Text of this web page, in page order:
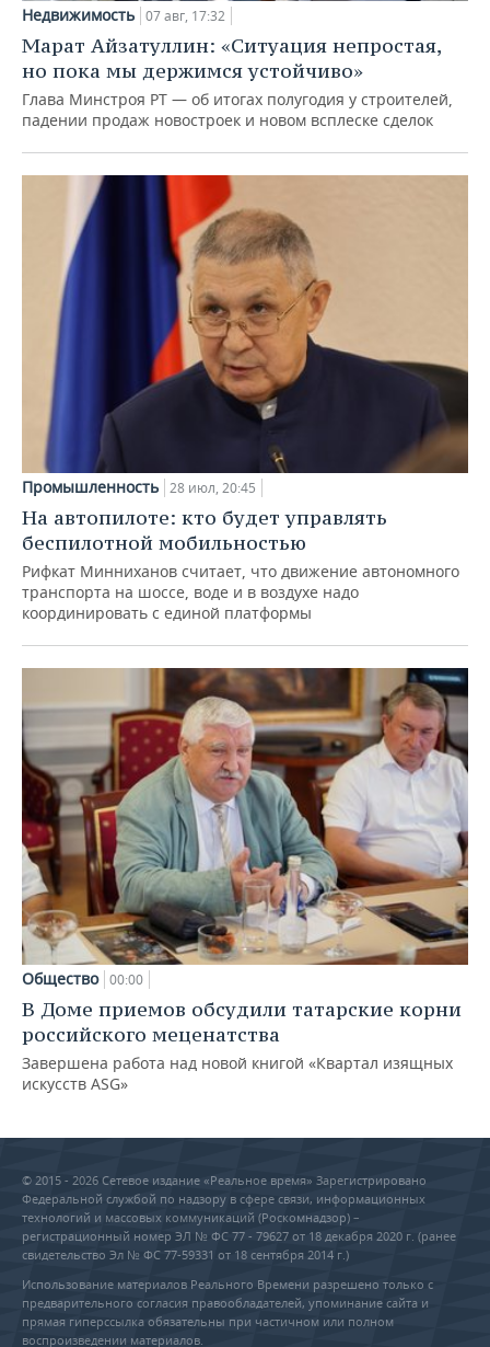
Недвижимость 07 авг, 17:32
Марат Айзатуллин: «Ситуация непростая,
но пока мы держимся устойчиво»
Глава Минстроя РТ — об итогах полугодия у строителей,
падении продаж новостроек и новом всплеске сделок
Промышленность 28 июл, 20:45
На автопилоте: кто будет управлять
беспилотной мобильностью
Рифкат Минниханов считает, что движение автономного
транспорта на шоссе, воде и в воздухе надо
координировать с единой платформы
Общество 00:00
В Доме приемов обсудили татарские корни
российского меценатства
Завершена работа над новой книгой «Квартал изящных
искусств ASG»
© 2015 - 2026 Сетевое издание «Реальное время» Зарегистрировано
Федеральной службой по надзору в сфере связи, информационных
технологий и массовых коммуникаций (Роскомнадзор) –
регистрационный номер ЭЛ № ФС 77 - 79627 от 18 декабря 2020 г. (ранее
свидетельство Эл № ФС 77-59331 от 18 сентября 2014 г.)
Использование материалов Реального Времени разрешено только с
предварительного согласия правообладателей, упоминание сайта и
прямая гиперссылка обязательны при частичном или полном
воспроизведении материалов.